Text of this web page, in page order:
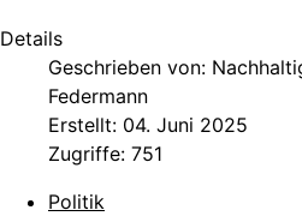
Details
Geschrieben von:
Federmann
Erstellt: 04. Juni 2025
Zugriffe: 751
Politik